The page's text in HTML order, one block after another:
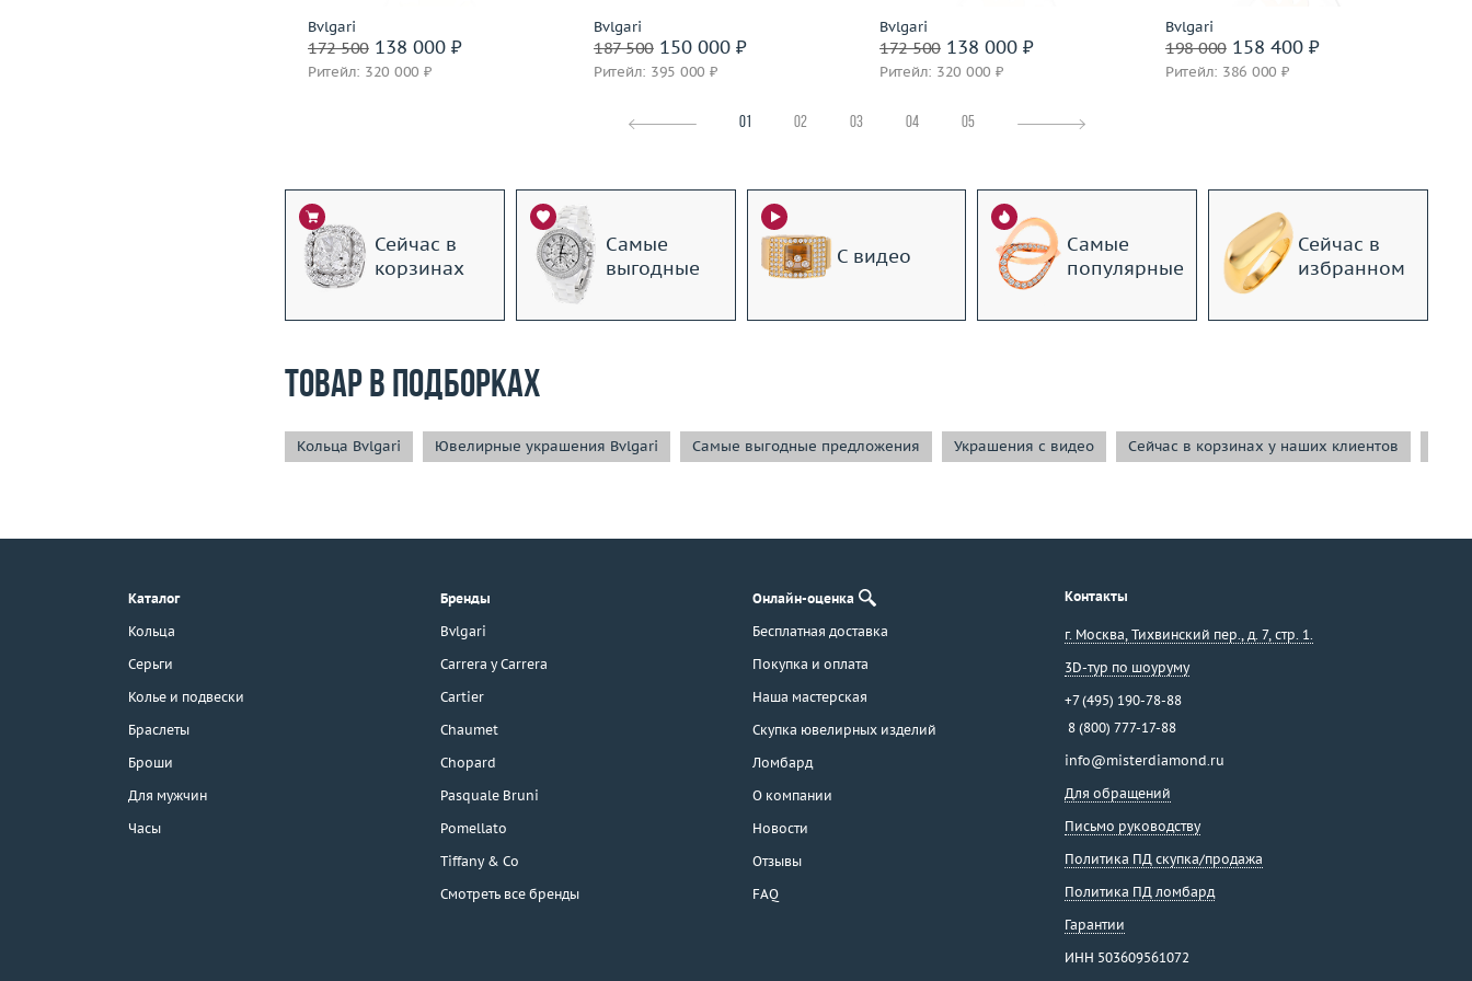
г. Москва, Тихвинский пер., д. 7,
3D-тур по шоуруму
Bvlgari
172 500138 000 ₽
Ритейл: 320 000 ₽
Bvlgari
187 500150 000 ₽
Ритейл: 395 000 ₽
Bvlgari
172 500138 000 ₽
Ритейл: 320 000 ₽
Bvlgari
198 000158 400 ₽
Ритейл: 386 000 ₽
01 02 03 04 05
Сейчас в
корзинах
Самые
выгодные
С видео
Самые
популярные
Сейчас в
избранном
Товар в подборках
Кольца Bvlgari Ювелирные украшения Bvlgari Самые выгодные предложения Украшения с видео Сейчас в корзинах у наших клиентов
Каталог
Кольца
Серьги
Колье и подвески
Браслеты
Броши
Для мужчин
Часы
Бренды
Bvlgari
Carrera y Carrera
Cartier
Chaumet
Chopard
Pasquale Bruni
Pomellato
Tiffany & Co
Смотреть все бренды
Онлайн-оценка
Бесплатная доставка
Покупка и оплата
Наша мастерская
Скупка ювелирных изделий
Ломбард
О компании
Новости
Отзывы
FAQ
Контакты
г. Москва, Тихвинский пер., д. 7, стр. 1.
3D-тур по шоуруму
+7 (495) 190-78-88
8 (800) 777-17-88
info@misterdiamond.ru
Для обращений
Письмо руководству
Политика ПД скупка/продажа
Политика ПД ломбард
Гарантии
ИНН 503609561072